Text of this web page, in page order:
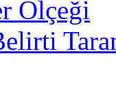
Ölçeği